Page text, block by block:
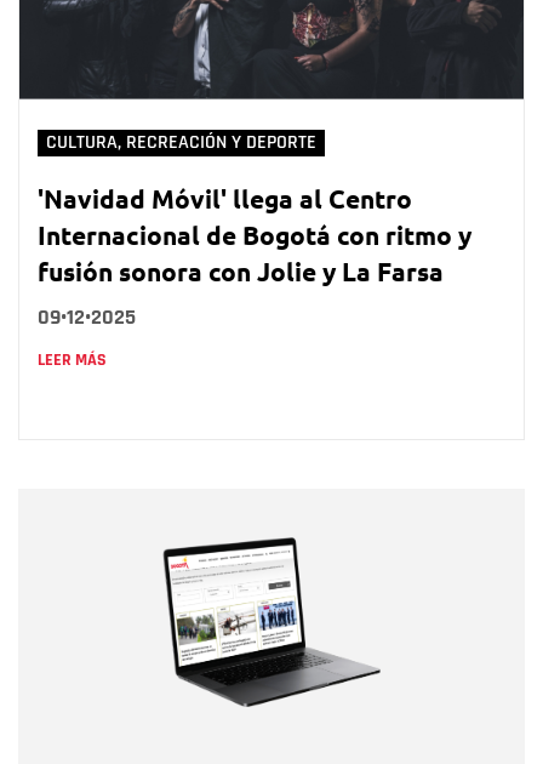
CULTURA, RECREACIÓN Y DEPORTE
'Navidad Móvil' llega al Centro
Internacional de Bogotá con ritmo y
fusión sonora con Jolie y La Farsa
09•12•2025
LEER MÁS
Correo electrónico
Tipo de comentario